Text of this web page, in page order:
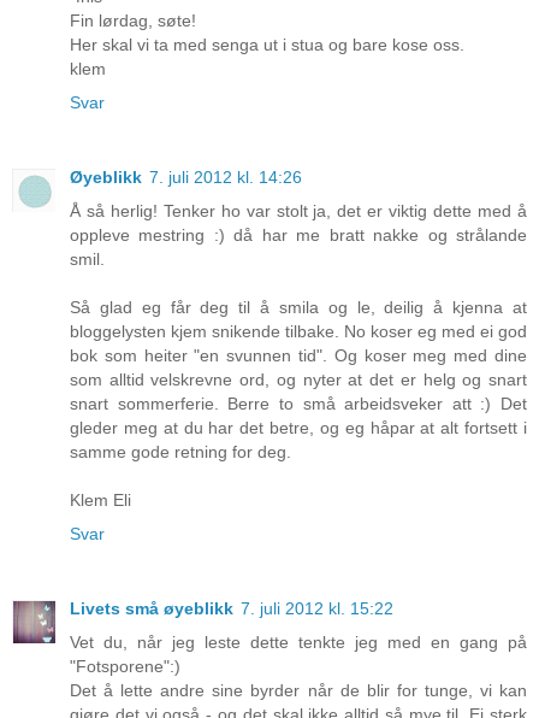
Fin lørdag, søte!
Her skal vi ta med senga ut i stua og bare kose oss.
klem
Svar
Øyeblikk 7. juli 2012 kl. 14:26
Å så herlig! Tenker ho var stolt ja, det er viktig dette med å
oppleve mestring :) då har me bratt nakke og strålande
smil.
Så glad eg får deg til å smila og le, deilig å kjenna at
bloggelysten kjem snikende tilbake. No koser eg med ei god
bok som heiter "en svunnen tid". Og koser meg med dine
som alltid velskrevne ord, og nyter at det er helg og snart
snart sommerferie. Berre to små arbeidsveker att :) Det
gleder meg at du har det betre, og eg håpar at alt fortsett i
samme gode retning for deg.
Klem Eli
Svar
Livets små øyeblikk 7. juli 2012 kl. 15:22
Vet du, når jeg leste dette tenkte jeg med en gang på
"Fotsporene":)
Det å lette andre sine byrder når de blir for tunge, vi kan